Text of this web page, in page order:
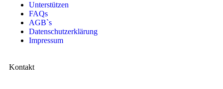
Unterstützen
FAQs
AGB`s
Datenschutzerklärung
Impressum
Kontakt